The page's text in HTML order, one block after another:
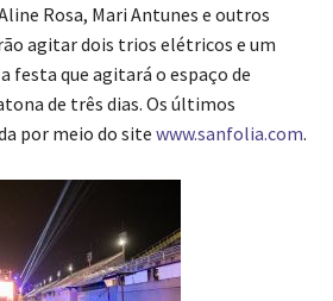
Rosa, Mari Antunes e outros
agitar dois trios elétricos e um
festa que agitará o espaço de
de três dias. Os últimos
por meio do site www.sanfolia.com.